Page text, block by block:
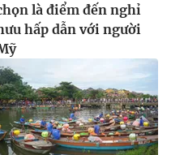
là điểm đến nghỉ
hấp dẫn với người